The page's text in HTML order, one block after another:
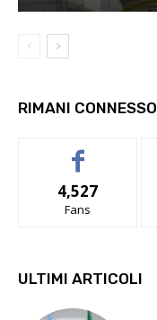
RIMANI CONNESSO
4,527
Fans
ULTIMI ARTICOLI